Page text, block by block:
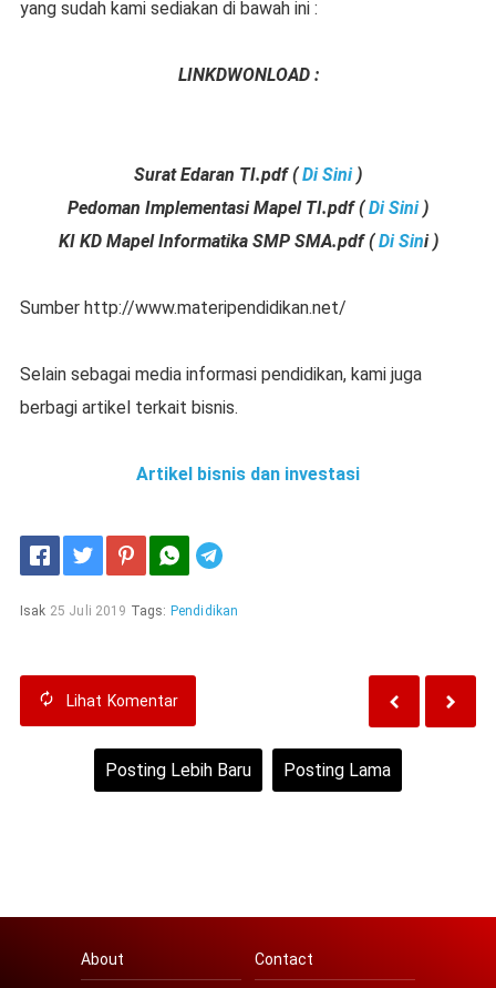
yang sudah kami sediakan di bawah ini :
LINKDWONLOAD :
Surat Edaran TI.pdf (Di Sini)
Pedoman Implementasi Mapel TI.pdf(Di Sini)
KI KD Mapel Informatika SMP SMA.pdf(Di Sini )
Sumber http://www.materipendidikan.net/
Selain sebagai media informasi pendidikan, kami juga
berbagi artikel terkait bisnis.
Artikel bisnis dan investasi
Isak 25 Juli 2019 Tags: Pendidikan
Lihat Komentar
Posting Lebih Baru Posting Lama
About Contact